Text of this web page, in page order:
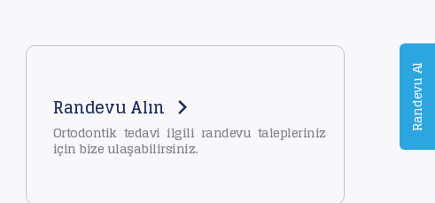
Randevu Alın
Ortodontik tedavi ilgili randevu talepleriniz
için bize ulaşabilirsiniz.
Randevu Al